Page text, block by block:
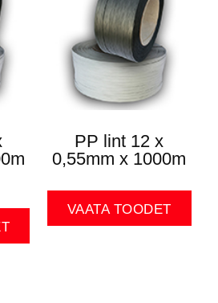
PP lint 12 x
0,55mm x 1000m
VAATA TOODET